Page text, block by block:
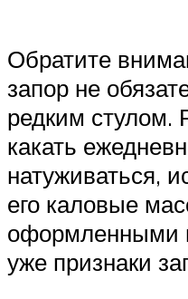
Обратите
запор не
редким стулом.
какать
натуживаться,
его каловые
оформленными
уже признаки